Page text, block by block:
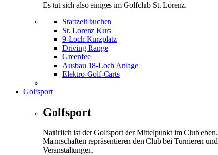
Es tut sich also einiges im Golfclub St. Lorenz.
Startzeit buchen
St. Lorenz Kurs
9-Loch Kurzplatz
Driving Range
Greenfee
Ausbau 18-Loch Anlage
Elektro-Golf-Carts
Golfsport
Golfsport
Natürlich ist der Golfsport der Mittelpunkt im
Mannschaften repräsentieren den Club bei Turnieren und
Veranstaltungen.